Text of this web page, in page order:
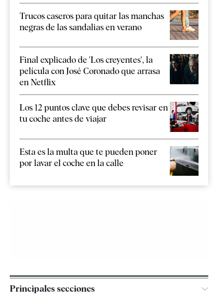
Trucos caseros para quitar las manchas
negras de las sandalias en verano
Final explicado de 'Los creyentes', la
película con José Coronado que arrasa
en Netflix
Los 12 puntos clave que debes revisar en
tu coche antes de viajar
Esta es la multa que te pueden poner
por lavar el coche en la calle
Principales secciones